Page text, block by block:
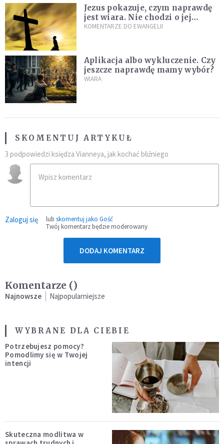
Jezus pokazuje, czym naprawdę
jest wiara. Nie chodzi o jej
wielkość
KOMENTARZE DO EWANGELII
Aplikacja albo wykluczenie. Czy
jeszcze naprawdę mamy wybór?
WIARA
SKOMENTUJ ARTYKUŁ
3 podpowiedzi księdza Vianneya, jak kochać bliźniego
Zaloguj się lub skomentuj jako Gość
Twój komentarz będzie moderowany
DODAJ KOMENTARZ
Komentarze ()
Najnowsze Najpopularniejsze
WYBRANE DLA CIEBIE
Potrzebujesz pomocy?
Pomodlimy się w Twojej
intencji
Skuteczna modlitwa w